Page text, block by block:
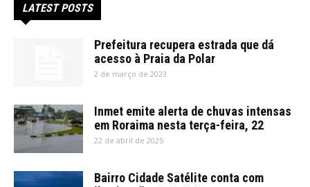
LATEST POSTS
Prefeitura recupera estrada que dá
acesso à Praia da Polar
2 de março de 2023
Inmet emite alerta de chuvas intensas
em Roraima nesta terça-feira, 22
22 de abril de 2025
Bairro Cidade Satélite conta com